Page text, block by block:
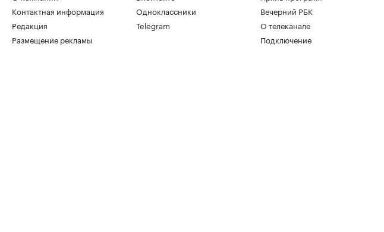
Контактная информация
Редакция
Размещение рекламы
Одноклассники
Telegram
Вечерний РБК
О телеканале
Подключение